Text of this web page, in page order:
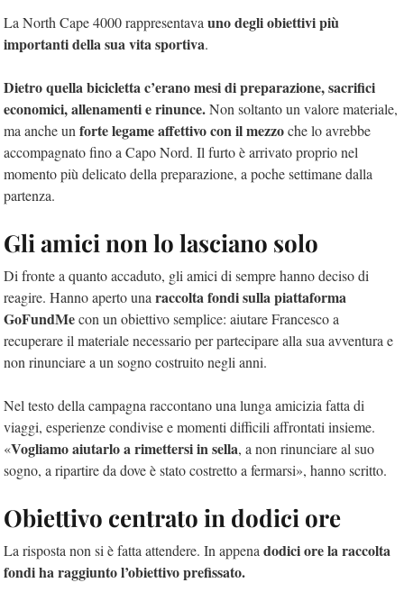
La North Cape 4000 rappresentava uno degli obiettivi più
importanti della sua vita sportiva.
Dietro quella bicicletta c’erano mesi di preparazione, sacrifici
economici, allenamenti e rinunce.Non soltanto un valore materiale,
ma anche un forte legame affettivo con il mezzoche lo avrebbe
accompagnato fino a Capo Nord. Il furto è arrivato proprio nel
momento più delicato della preparazione, a poche settimane dalla
partenza.
Gli amici non lo lasciano solo
Di fronte a quanto accaduto, gli amici di sempre hanno deciso di
reagire. Hanno aperto una raccolta fondi sulla piattaforma
GoFundMecon un obiettivo semplice: aiutare Francesco a
recuperare il materiale necessario per partecipare alla sua avventura e
non rinunciare a un sogno costruito negli anni.
Nel testo della campagna raccontano una lunga amicizia fatta di
viaggi, esperienze condivise e momenti difficili affrontati insieme.
«Vogliamo aiutarlo a rimettersi in sella, a non rinunciare al suo
sogno, a ripartire da dove è stato costretto a fermarsi», hanno scritto.
Obiettivo centrato in dodici ore
La risposta non si è fatta attendere. In appena dodici ore la raccolta
fondi ha raggiunto l’obiettivo prefissato.